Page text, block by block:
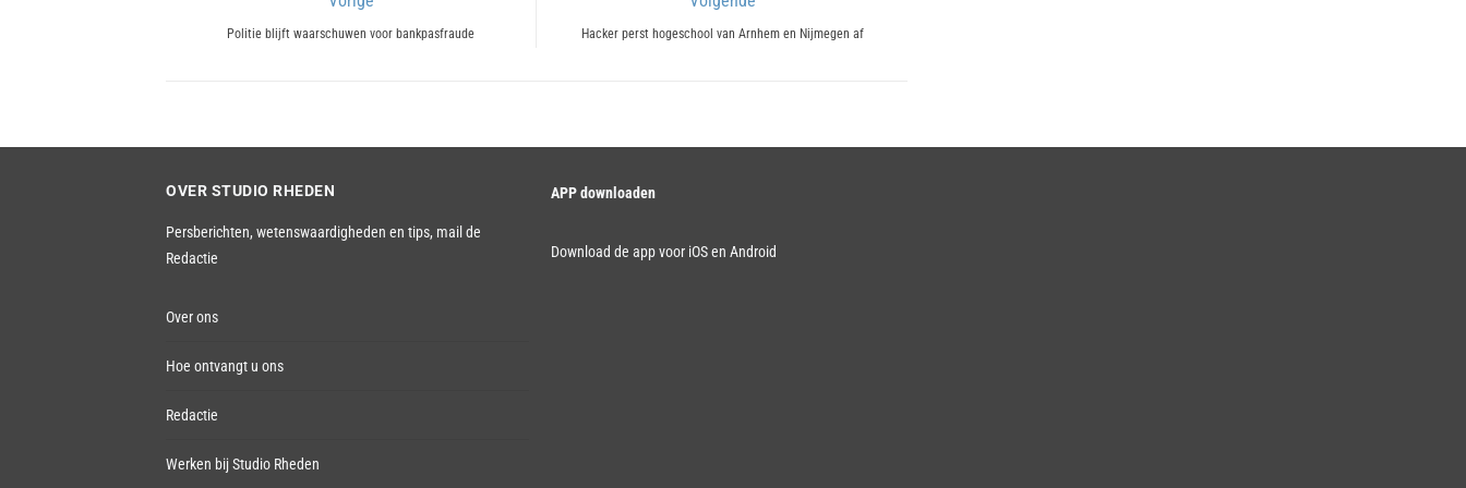
navigatie
Previous
Politie blijft waarschuwen voor bankpasfraude
Next
Hacker perst hogeschool van Arnhem en Nijmegen af
OVER STUDIO RHEDEN
Persberichten, wetenswaardigheden en tips, mail de
Redactie
Over ons
Hoe ontvangt u ons
Redactie
Werken bij Studio Rheden
APP downloaden
Download de app voor iOS en Android